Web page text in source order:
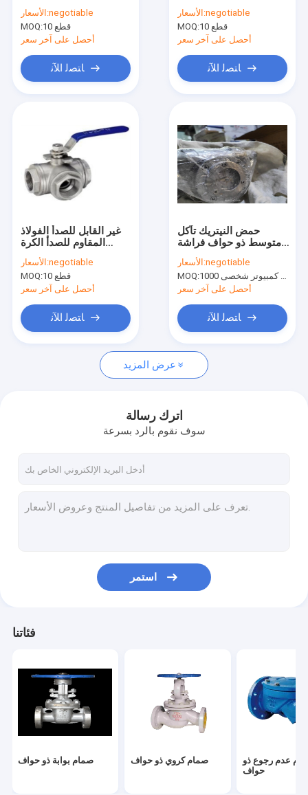
المنتجات
حول بنا
اتصل بنا
صمام بوابة ذو حواف
صمام كروي ذو حواف
صمام عدم رجوع ذو حواف
صمام الفراشة ذو الحواف
صمام فراشة ويفر
صمام حفظ المياه
صمام هواء ذو ​​حواف
الأسعار:negotiable
MOQ:
10 قطع
أحصل على آخر سعر
ﺎﺘﺼﻟ ﺍﻶﻧ
الأسعار:negotiable
MOQ:
10 قطع
أحصل على آخر سعر
ﺎﺘﺼﻟ ﺍﻶﻧ
غير القابل للصدأ الفولاذ
المقاوم للصدأ الكرة
صمام تعويم
الأسعار:negotiable
MOQ:
10 قطع
أحصل على آخر سعر
ﺎﺘﺼﻟ ﺍﻶﻧ
حمض النيتريك تآكل
متوسط ​​ذو حواف فراشة
صمام معدني لون الجسم
حجم 500 مم الأسعار:negotiable
MOQ:
1000 جهاز كمبيوتر شخصى
أحصل على آخر سعر
ﺎﺘﺼﻟ ﺍﻶﻧ
عرض المزيد
اترك رسالة
سوف نقوم بالرد بسرعة
استمر
فئاتنا
صمام بوابة ذو حواف صمام كروي ذو حواف
عدم رجوع ذو
حواف